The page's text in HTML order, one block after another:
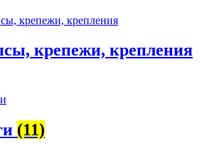
крепежи, крепления
(11)